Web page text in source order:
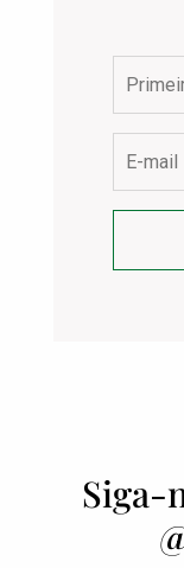
Siga-